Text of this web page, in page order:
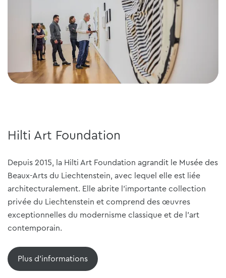
Hilti Art Foundation
Depuis 2015, la Hilti Art Foundation agrandit le Musée des
Beaux-Arts du Liechtenstein, avec lequel elle est liée
architecturalement. Elle abrite l'importante collection
privée du Liechtenstein et comprend des œuvres
exceptionnelles du modernisme classique et de l'art
contemporain.
Plus d'informations